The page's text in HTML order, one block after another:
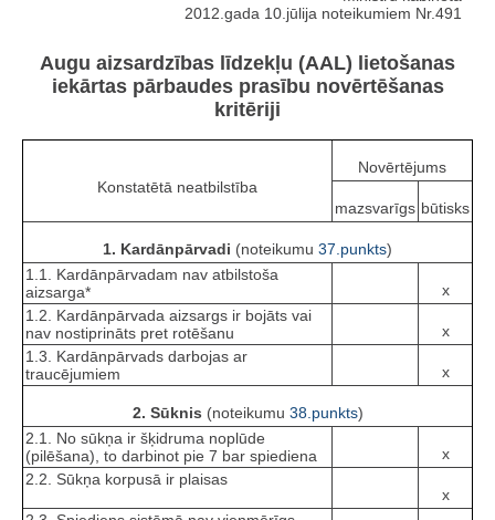
2012.gada 10.jūlija noteikumiem Nr.491
Augu aizsardzības līdzekļu (AAL) lietošanas
iekārtas pārbaudes prasību novērtēšanas
kritēriji
Konstatētā neatbilstība
Novērtējums
mazsvarīgs būtisks
1. Kardānpārvadi (noteikumu 37.punkts)
1.1. Kardānpārvadam nav atbilstoša
aizsarga*
x
1.2. Kardānpārvada aizsargs ir bojāts vai
nav nostiprināts pret rotēšanu
x
1.3. Kardānpārvads darbojas ar
traucējumiem
x
2. Sūknis (noteikumu 38.punkts)
2.1. No sūkņa ir šķidruma noplūde
(pilēšana), to darbinot pie 7 bar spiediena
x
2.2. Sūkņa korpusā ir plaisas
x